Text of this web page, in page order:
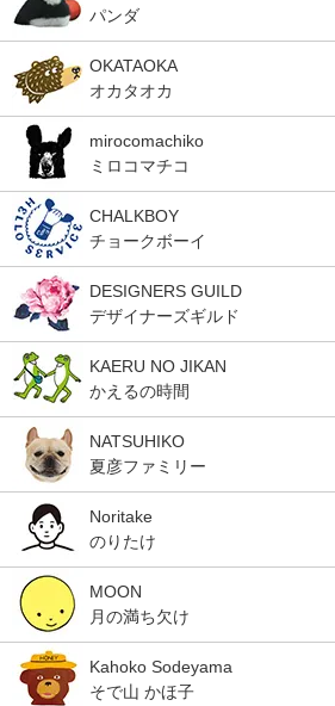
パンダ
OKATAOKA
オカタオカ
mirocomachiko
ミロコマチコ
CHALKBOY
チョークボーイ
DESIGNERS GUILD
デザイナーズギルド
KAERU NO JIKAN
かえるの時間
NATSUHIKO
夏彦ファミリー
Noritake
のりたけ
MOON
月の満ち欠け
Kahoko Sodeyama
そで山 かほ子